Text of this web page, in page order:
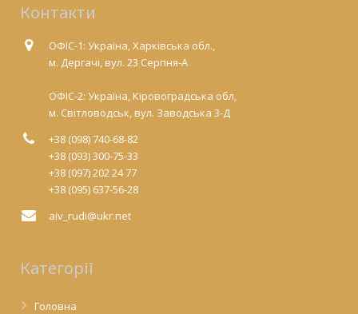
Контакти
ОФІС-1: Україна, Харківська обл.,
м. Дергачі, вул. 23 Серпня-А
ОФІС-2: Україна, Кіровоградська обл,
м. Світловодськ, вул. Заводська 3-Д
+38 (098) 740-68-82
+38 (093) 300-75-33
+38 (097) 202 24 77
+38 (095) 637-56-28
aiv_rudi@ukr.net
Категорії
Головна